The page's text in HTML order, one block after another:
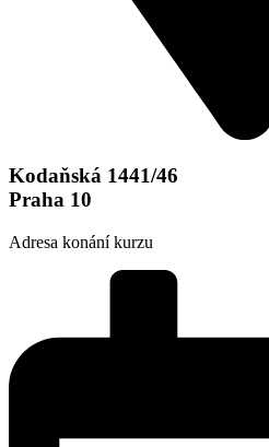
Kodaňská 1441/46
Praha 10
Adresa konání kurzu